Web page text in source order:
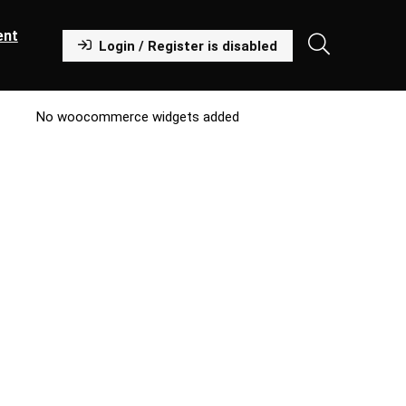
Login / Register is disabled
No woocommerce widgets added